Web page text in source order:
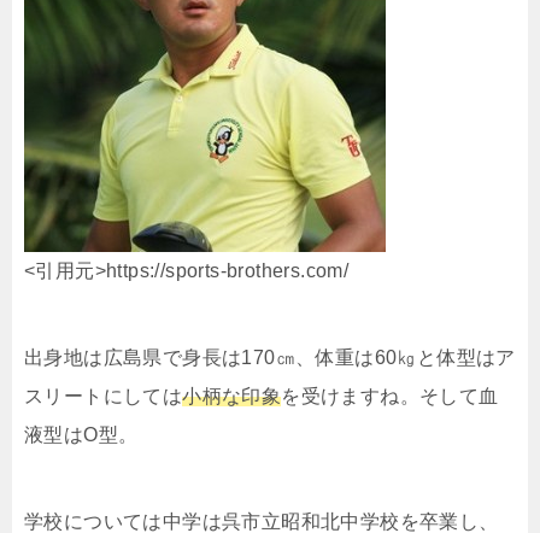
<引用元>https://sports-brothers.com/
出身地は広島県で身長は170㎝、体重は60㎏と体型はア
スリートにしては小柄な印象を受けますね。そして血
液型はO型。
学校については中学は呉市立昭和北中学校を卒業し、